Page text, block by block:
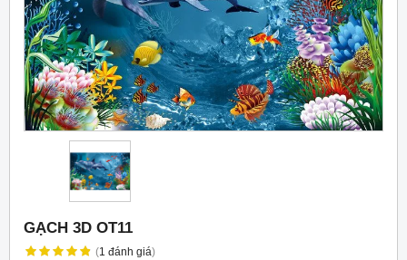
GẠCH 3D OT11
(1 đánh giá)